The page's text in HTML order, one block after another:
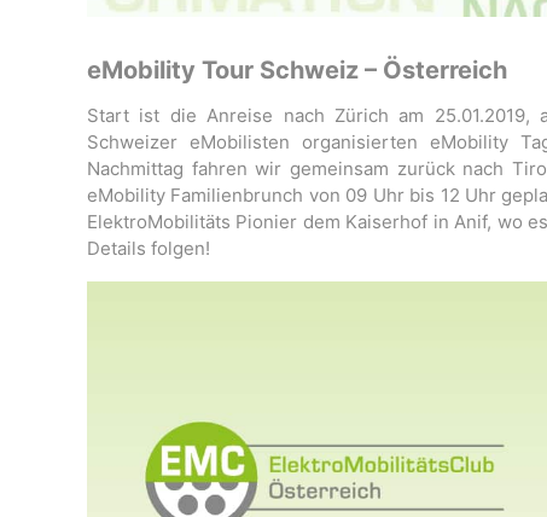
eMobility Tour Schweiz – Österreich
Start ist die Anreise nach Zürich am 25.01.2019,
Schweizer eMobilisten organisierten eMobility
Nachmittag fahren wir gemeinsam zurück nach
eMobility Familienbrunch von 09 Uhr bis 12 Uhr
ElektroMobilitäts Pionier dem Kaiserhof in Anif, wo
Details folgen!